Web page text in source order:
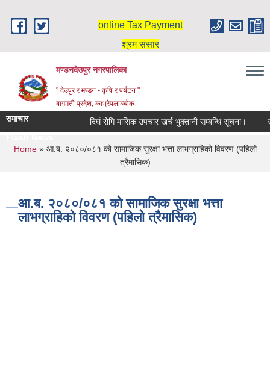
online Tax Payment
श्रम संसार
मण्डनदेउपुर नगरपालिका
" देउपुर र मण्डन - कृषि र पर्यटन "
बागमती प्रदेश, काभ्रेपलाञ्चोक
समाचार दिर्घ रोगि मासिक उपचार खर्च भुक्तानी सम्बन्धि सूचना।
You are here
Home» आ.ब. २०८०/०८१ को सामाजिक सुरक्षा भत्ता लाभग्राहिको विवरण (पहिलो
त्रैमासिक)
आ.ब. २०८०/०८१ को सामाजिक सुरक्षा भत्ता
लाभग्राहिको विवरण (पहिलो त्रैमासिक)